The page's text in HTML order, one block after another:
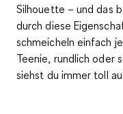
Silhouette – und das
durch diese
schmeicheln einfach
Teenie, rundlich oder
siehst du immer toll